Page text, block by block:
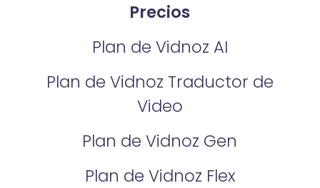
Precios
Plan de Vidnoz AI
Plan de Vidnoz Traductor de
Video
Plan de Vidnoz Gen
Plan de Vidnoz Flex